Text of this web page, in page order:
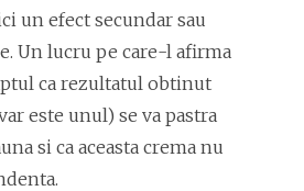
un efect secundar sau
Un lucru pe care-l afirma
ca rezultatul obtinut
este unul) se va pastra
si ca aceasta crema nu